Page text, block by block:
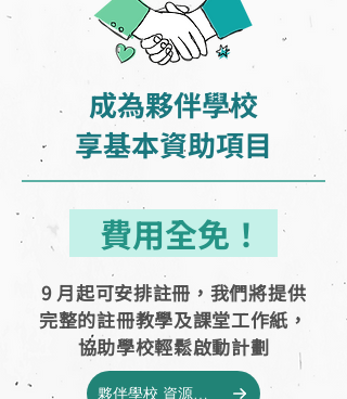
成為夥伴學校
享基本資助項目
費用全免！
9 月起可安排註冊，我們將提供
完整的註冊教學及課堂工作紙，
協助學校輕鬆啟動計劃
夥伴學校 資源下載